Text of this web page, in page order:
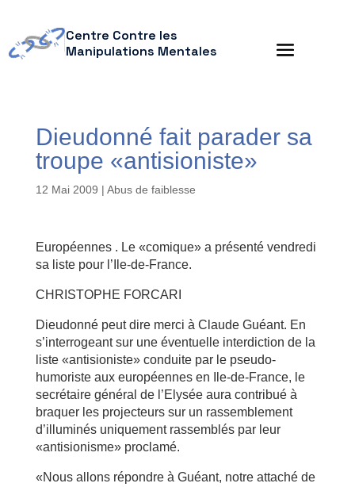
Centre Contre les
Manipulations Mentales
Dieudonné fait parader sa
troupe «antisioniste»
12 Mai 2009 | Abus de faiblesse
Européennes . Le «comique» a présenté vendredi
sa liste pour l’Ile-de-France.
CHRISTOPHE FORCARI
Dieudonné peut dire merci à Claude Guéant. En
s’interrogeant sur une éventuelle interdiction de la
liste «antisioniste» conduite par le pseudo-
humoriste aux européennes en Ile-de-France, le
secrétaire général de l’Elysée aura contribué à
braquer les projecteurs sur un rassemblement
d’illuminés uniquement rassemblés par leur
«antisionisme» proclamé.
«Nous allons répondre à Guéant, notre attaché de